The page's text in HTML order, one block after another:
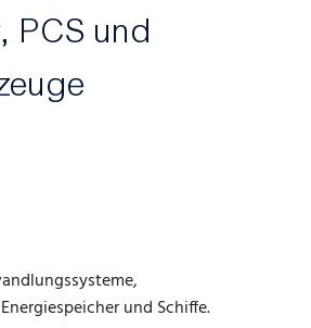
PCS und
und Schiffe.